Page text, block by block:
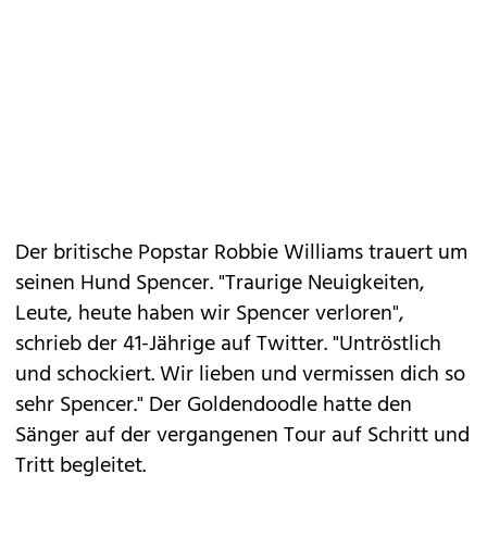
Der britische Popstar Robbie Williams trauert um
seinen Hund Spencer. "Traurige Neuigkeiten,
Leute, heute haben wir Spencer verloren",
schrieb der 41-Jährige auf Twitter. "Untröstlich
und schockiert. Wir lieben und vermissen dich so
sehr Spencer." Der Goldendoodle hatte den
Sänger auf der vergangenen Tour auf Schritt und
Tritt begleitet.